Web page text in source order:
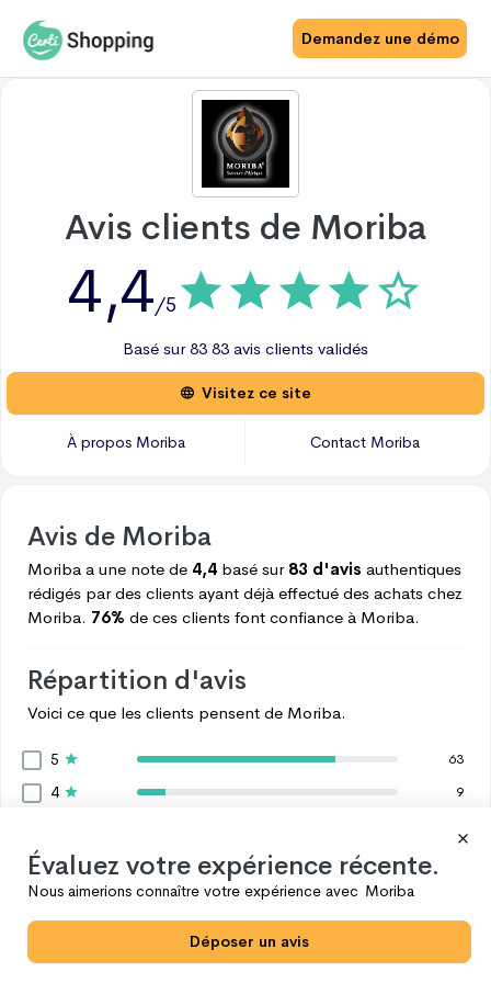
Demandez une démo
Avis clients de Moriba
4,4/5
Basé sur83 83 avis clients validés
Visitez ce site
À propos Moriba Contact Moriba
Avis de Moriba
Moriba a une note de 4,4 basé sur 83 d'avis authentiques
rédigés par des clients ayant déjà effectué des achats chez
Moriba. 76% de ces clients font confiance à Moriba.
Répartition d'avis
Voici ce que les clients pensent de Moriba.
5 63
4 9
2
1
Voir plus
Évaluez votre expérience récente.
Nous aimerions connaître votre expérience avec Moriba
Déposer un avis